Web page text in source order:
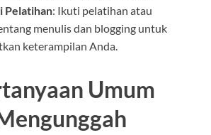
Pelatihan: Ikuti pelatihan atau
menulis dan blogging untuk
keterampilan Anda.
Umum